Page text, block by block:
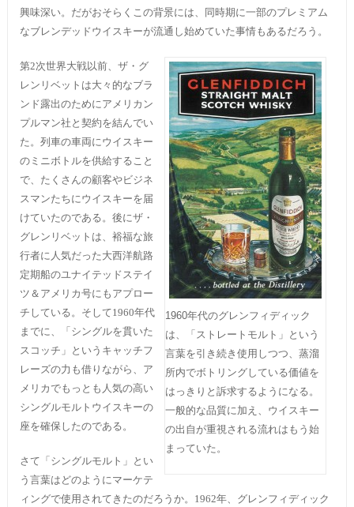
興味深い。だがおそらくこの背景には、同時期に一部のプレミアム
なブレンデッドウイスキーが流通し始めていた事情もあるだろう。
1960年代のグレンフィディック
は、「ストレートモルト」という
言葉を引き続き使用しつつ、蒸溜
所内でボトリングしている価値を
はっきりと訴求するようになる。
一般的な品質に加え、ウイスキー
の出自が重視される流れはもう始
まっていた。
第2次世界大戦以前、ザ・グ
レンリベットは大々的なブラ
ンド露出のためにアメリカン
プルマン社と契約を結んでい
た。列車の車両にウイスキー
のミニボトルを供給すること
で、たくさんの顧客やビジネ
スマンたちにウイスキーを届
けていたのである。後にザ・
グレンリベットは、裕福な旅
行者に人気だった大西洋航路
定期船のユナイテッドステイ
ツ＆アメリカ号にもアプロー
チしている。そして1960年代
までに、「シングルを貫いた
スコッチ」というキャッチフ
レーズの力も借りながら、ア
メリカでもっとも人気の高い
シングルモルトウイスキーの
座を確保したのである。
さて「シングルモルト」とい
う言葉はどのようにマーケテ
ィングで使用されてきたのだろうか。1962年、グレンフィディック